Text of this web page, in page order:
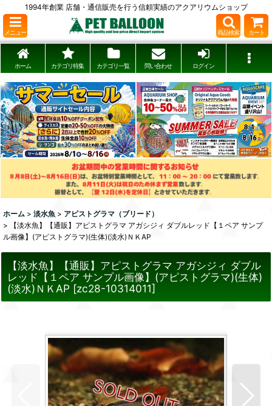
1994年創業 店舗・通信販売を行う信頼実績のアクアリウムショップ
メニュー 商品検索 カート
ホーム カテゴリ特集 カテゴリ一覧 問い合わせ ログイン
ホーム > 淡水魚 > アピストグラマ（ブリード）
>
【淡水魚】【通販】アピストグラマ アガシジィ ダブルレッド【１ペア サンプ
ル画像】(アピストグラマ)(生体)(淡水)ＮＫAP
【淡水魚】【通販】アピストグラマ アガシジィ ダブル
レッド【１ペア サンプル画像】(アピストグラマ)(生体)
(淡水)ＮＫAP [zc28-10314011]